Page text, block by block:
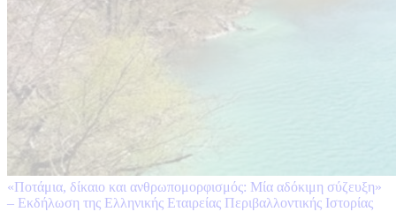
«Ποτάμια, δίκαιο και ανθρωπομορφισμός: Μία αδόκιμη σύζευξη»
– Εκδήλωση της Ελληνικής Εταιρείας Περιβαλλοντικής Ιστορίας